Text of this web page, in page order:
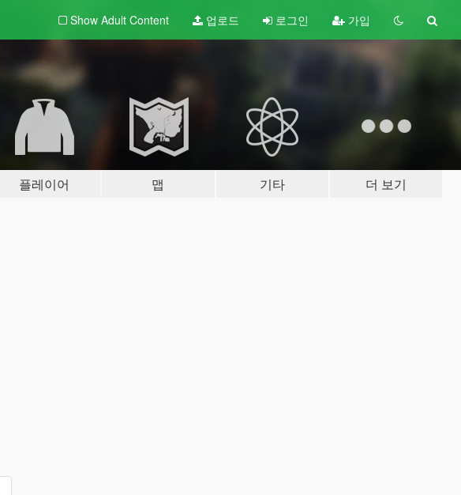
Show Adult Content 업로드 로그인 가입
플레이어 맵 기타 더 보기